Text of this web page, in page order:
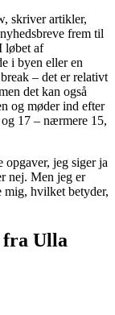
skriver artikler,
frem til
løbet af
i byen eller en
– det er relativt
det kan også
og møder ind efter
17 – nærmere 15,
jeg siger ja
nej. Men jeg er
mig, hvilket betyder,
fra Ulla